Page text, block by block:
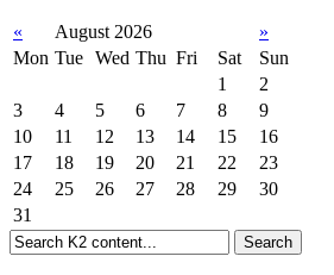
« August 2026
»
Mon Tue Wed Thu Fri Sat
Sun
1
2
3
4 5 6 7 8
9
10
11 12 13 14 15
16
17
18 19 20 21 22
23
24
25 26 27 28 29
30
31